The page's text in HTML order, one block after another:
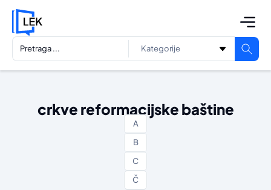
crkve reformacijske baštine
A
B
C
Č